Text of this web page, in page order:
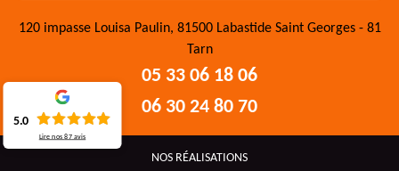
NOS RÉALISATIONS
120 impasse Louisa Paulin, 81500 Labastide Saint Georges - 81
Tarn
05 33 06 18 06
06 30 24 80 70
5.0
Lire nos87 avis